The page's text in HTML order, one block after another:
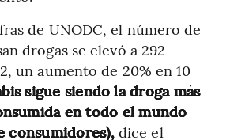
de UNODC, el número de
drogas se elevó a 292
un aumento de 20% en 10
sigue siendo la droga más
en todo el mundo
consumidores),dice el